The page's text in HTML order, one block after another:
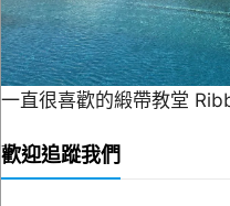
一直很喜歡的緞帶教堂
歡迎追蹤我們